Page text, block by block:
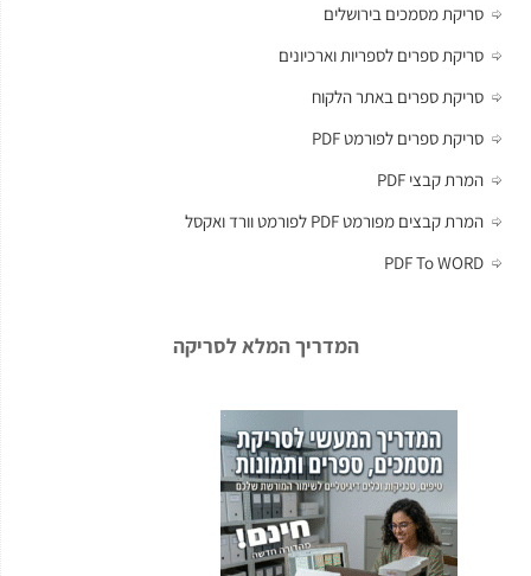
סריקת מסמכים בירושלים
סריקת ספרים לספריות וארכיונים
סריקת ספרים באתר הלקוח
סריקת ספרים לפורמט PDF
המרת קבצי PDF
המרת קבצים מפורמט PDF לפורמט וורד ואקסל
PDF To WORD
המדריך המלא לסריקה